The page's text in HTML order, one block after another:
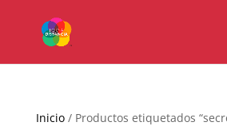
Inicio/ Productos etiquetados